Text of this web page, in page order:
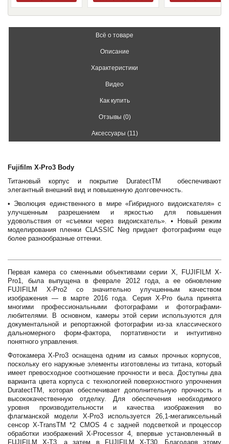
Купить
Всё о товаре
Описание
Характеристики
Видео
Как купить
Отзывы (0)
Аксессуары (11)
Fujifilm X-Pro3 Body
Титановый корпус и покрытие DuratectTM обеспечивают
элегантный внешний вид и повышенную долговечность.
• Эволюция единственного в мире «Гибридного видоискателя» с
улучшенным разрешением и яркостью для повышения
удовольствия от «съемки через видоискатель». • Новый режим
моделирования пленки CLASSIC Neg придает фотографиям еще
более разнообразные оттенки.
Первая камера со сменными объективами серии X, FUJIFILM X-
Pro1, была выпущена в феврале 2012 года, а ее обновление
FUJIFILM X-Pro2 со значительно улучшенным качеством
изображения — в марте 2016 года. Серия X-Pro была принята
многими профессиональными фотографами и фотографами-
любителями. В основном, камеры этой серии используются для
документальной и репортажной фотографии из-за классического
дальномерного форм-фактора, портативности и интуитивно
понятного управления.
Фотокамера X-Pro3 оснащена одним из самых прочных корпусов,
поскольку его наружные элементы изготовлены из титана, который
имеет превосходное соотношение прочности и веса. Доступны два
варианта цвета корпуса с технологией поверхностного упрочнения
DuratectTM, которая обеспечивает дополнительную прочность и
высококачественную отделку. Для обеспечения необходимого
уровня производительности и качества изображения во
флагманской модели X-Pro3 используется 26,1-мегапиксельный
сенсор X-TransTM *2 CMOS 4 с задней подсветкой и процессор
обработки изображений X-Processor 4, впервые установленный в
FUJIFILM X-T3, а затем в FUJIFILM X-T30. Благодаря этому